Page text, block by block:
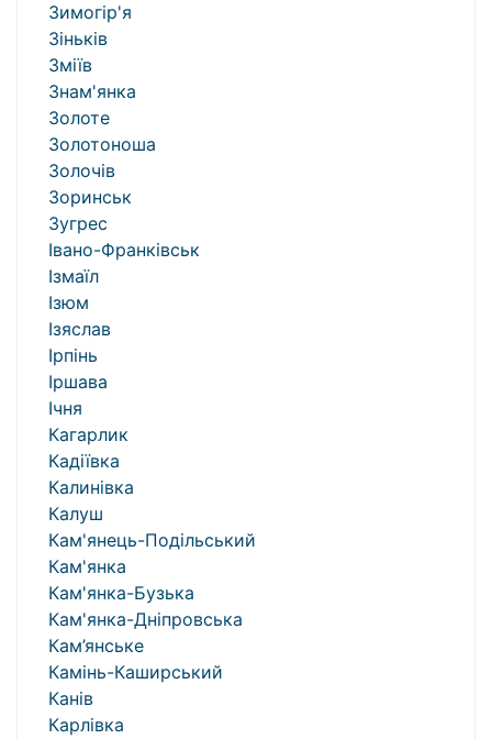
Зимогір'я
Зіньків
Зміїв
Знам'янка
Золоте
Золотоноша
Золочів
Зоринськ
Зугрес
Івано-Франківськ
Ізмаїл
Ізюм
Ізяслав
Ірпінь
Іршава
Ічня
Кагарлик
Кадіївка
Калинівка
Калуш
Кам'янець-Подільський
Кам'янка
Кам'янка-Бузька
Кам'янка-Дніпровська
Кам’янське
Камінь-Каширський
Канів
Карлівка